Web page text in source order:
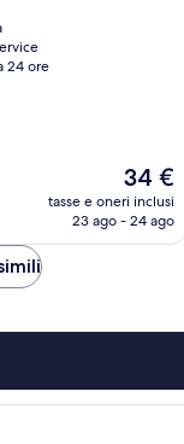
24 ore
Il
prezzo
attuale
34 €
tasse e oneri inclusi
23 ago - 24 ago